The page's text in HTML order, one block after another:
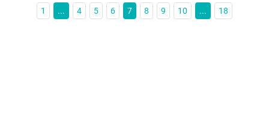
1 ... 4 5 6 7 8 9 10 ... 18